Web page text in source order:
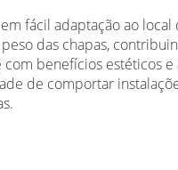
fácil adaptação ao local
das chapas,
benefícios estéticos e
de comportar